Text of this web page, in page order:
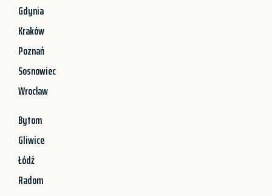
Gdynia
Kraków
Poznań
Sosnowiec
Wrocław
Bytom
Gliwice
Łódź
Radom